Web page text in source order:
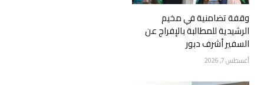
وقفة تضامنية في مخيم
الرشيدية للمطالبة بالإفراج عن
السفير أشرف دبور
أغسطس 7, 2026